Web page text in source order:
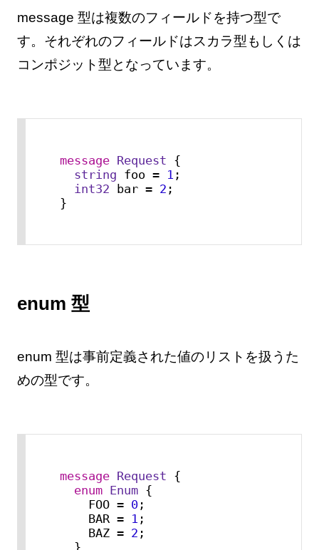
message 型は複数のフィールドを持つ型で
す。それぞれのフィールドはスカラ型もしくは
コンポジット型となっています。
message Request {
string foo = 1 ;
int32 bar = 2 ;
}
enum 型
enum 型は事前定義された値のリストを扱うた
めの型です。
message Request {
enum Enum {
    FOO =
0;
    BAR =
1 ;
    BAZ =
2 ;